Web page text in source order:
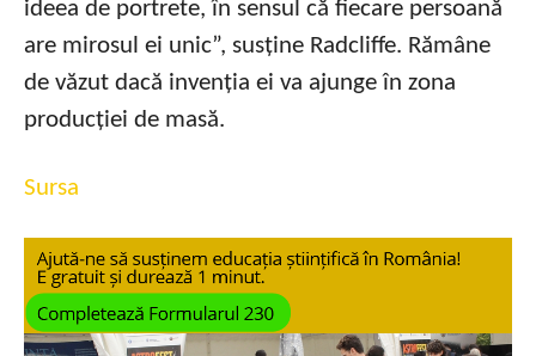
ideea de portrete, în sensul că fiecare persoană
are mirosul ei unic”, susține Radcliffe. Rămâne
de văzut dacă invenția ei va ajunge în zona
producției de masă.
Sursa